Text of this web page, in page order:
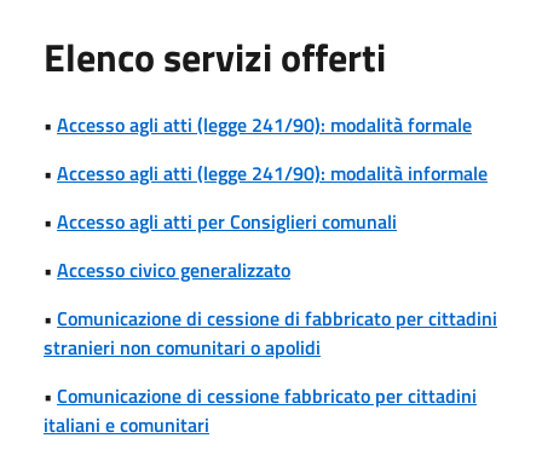
Elenco servizi offerti
• Accesso agli atti (legge 241/90): modalità formale
• Accesso agli atti (legge 241/90): modalità informale
• Accesso agli atti per Consiglieri comunali
• Accesso civico generalizzato
• Comunicazione di cessione di fabbricato per cittadini
stranieri non comunitari o apolidi
• Comunicazione di cessione fabbricato per cittadini
italiani e comunitari